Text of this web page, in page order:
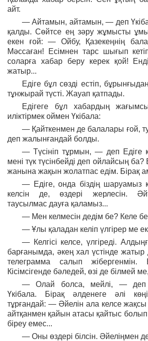
айт.
— Айтамын, айтамын, — деп
қалды. Сөйтсе ең зәру жұмысты
екен ғой: — Ойбу, Қазекеңнің
Мәссаған! Есімнен тарс шығып
соларға хабар беру керек қой!
жатыр...
Едіге бұл сөзді естіп,
тұнжырай түсті. Жауап қатпады.
Едігеге бұл хабардың
иліктірмек оймен Үкібала:
— Қайткенмен де балалары ғой,
деп жалынғандай болды.
— Түсініп тұрмын, — деп Едіге
мені түк түсінбейді деп ойлайсың
жанына жақын жолатпас едім. Бірақ
— Едіге, онда біздің шаруамыз
келсін де, өздері жерлесін.
таусылмас дауға қаламыз...
— Мен келмесін дедім бе? Келе
— Ұлы қаладан келіп үлгірер ме
— Келгісі келсе, үлгіреді.
барғанымда, әкең хал үстінде
телеграмма салып
Кісімсігенде бәледей, өзі де білмей
— Олай болса, мейлі, — деп
Үкібала. Бірақ әлденеге әлі
тұрғандай: — Әйелін ала келсе
айтқанмен қайын атасы қайтыс
біреу емес...
— Оны өздері білсін. Әйеліңмен